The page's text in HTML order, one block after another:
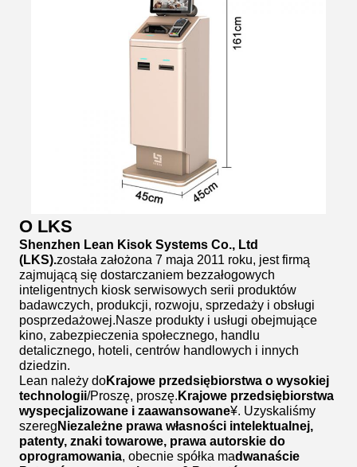
O LKS
Shenzhen Lean Kisok Systems Co., Ltd
(LKS).została założona 7 maja 2011 roku, jest firmą
zajmującą się dostarczaniem bezzałogowych
inteligentnych kiosk serwisowych serii produktów
badawczych, produkcji, rozwoju, sprzedaży i obsługi
posprzedażowej.Nasze produkty i usługi obejmujące
kino, zabezpieczenia społecznego, handlu
detalicznego, hoteli, centrów handlowych i innych
dziedzin.
Lean należy doKrajowe przedsiębiorstwa o wysokiej
technologii/Proszę, proszę. Krajowe przedsiębiorstwa
wyspecjalizowane i zaawansowane¥. Uzyskaliśmy
szereg Niezależne prawa własności intelektualnej,
patenty, znaki towarowe, prawa autorskie do
oprogramowania, obecnie spółka madwanaście